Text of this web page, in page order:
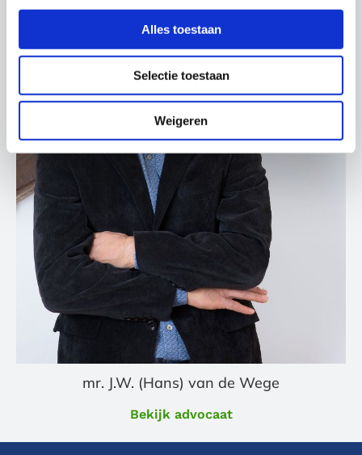
Alles toestaan
Selectie toestaan
Weigeren
mr. J.W. (Hans) van de Wege
Bekijk advocaat